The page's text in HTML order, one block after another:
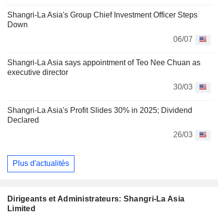
Shangri-La Asia's Group Chief Investment Officer Steps
Down
06/07
Shangri-La Asia says appointment of Teo Nee Chuan as
executive director
30/03
Shangri-La Asia's Profit Slides 30% in 2025; Dividend
Declared
26/03
Plus d'actualités
Dirigeants et Administrateurs: Shangri-La Asia
Limited